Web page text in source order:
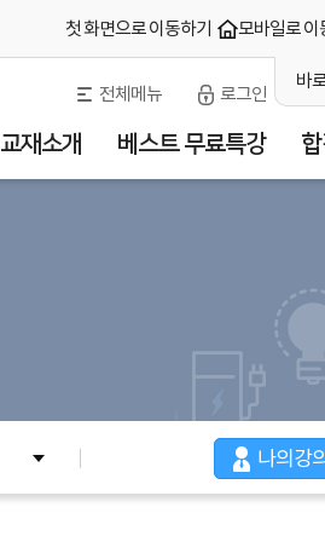
첫 화면으로 이동하기 모바일로 이
바
전체메뉴 로그인
교재소개 베스트 무료특강
나의강